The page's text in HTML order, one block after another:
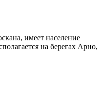
имеет население
на берегах Арно,